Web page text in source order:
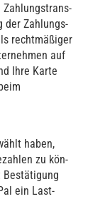
Zah­lungs­trans­
der Zah­lungs­
recht­mä­ßi­ger
auf
Ihre Kar­te
haben,
zu kön­
ein Last­